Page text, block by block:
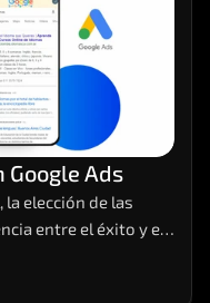
Google Ads
elección de las
entre el éxito y el
el poder de